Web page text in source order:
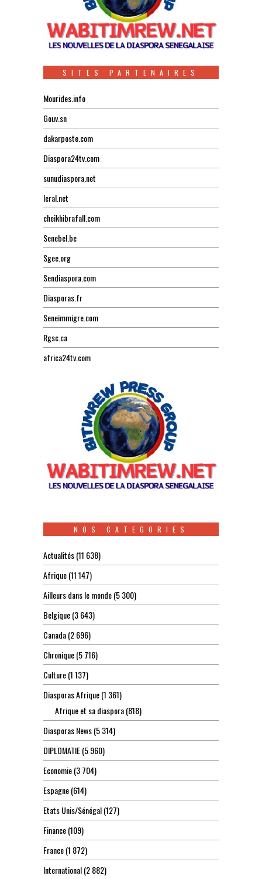
SITES PARTENAIRES
Mourides.info
Gouv.sn
dakarposte.com
Diaspora24tv.com
sunudiaspora.net
leral.net
cheikhibrafall.com
Senebel.be
Sgee.org
Sendiaspora.com
Diasporas.fr
Seneimmigre.com
Rgsc.ca
africa24tv.com
NOS CATEGORIES
Actualités(11 638)
Afrique(11 147)
Ailleurs dans le monde(5 300)
Belgique(3 643)
Canada(2 696)
Chronique(5 716)
Culture(1 137)
Diasporas Afrique(1 361)
Afrique et sa diaspora(818)
Diasporas News(5 314)
DIPLOMATIE(5 960)
Economie(3 704)
Espagne(614)
Etats Unis/Sénégal(127)
Finance(109)
France(1 872)
International(2 882)